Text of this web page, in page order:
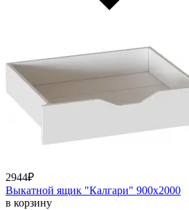
2944₽
Выкатной ящик "Калгари" 900х2000
в корзину